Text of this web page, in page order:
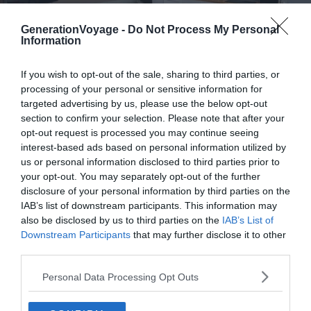
GenerationVoyage - Do Not Process My Personal
Information
If you wish to opt-out of the sale, sharing to third parties, or
processing of your personal or sensitive information for
targeted advertising by us, please use the below opt-out
section to confirm your selection. Please note that after your
opt-out request is processed you may continue seeing
interest-based ads based on personal information utilized by
us or personal information disclosed to third parties prior to
your opt-out. You may separately opt-out of the further
disclosure of your personal information by third parties on the
IAB’s list of downstream participants. This information may
also be disclosed by us to third parties on the IAB’s List of
Downstream Participants that may further disclose it to other
Personal Data Processing Opt Outs
Crédit photo :Airbnb
Budget :€€
Le plus de ce logement :une hôte avenante aux
conseils gastronomiques avisés
Classé quatre étoiles, ce chalet à louer à Annecy se
Profitez de sa vue dégagée sur les toits de la ville et sur
le château avant d’aller le visiter. LeMusée-château